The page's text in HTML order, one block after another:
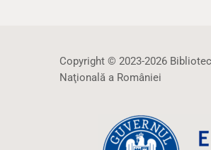
Copyright © 2023-2026
Naţională a României